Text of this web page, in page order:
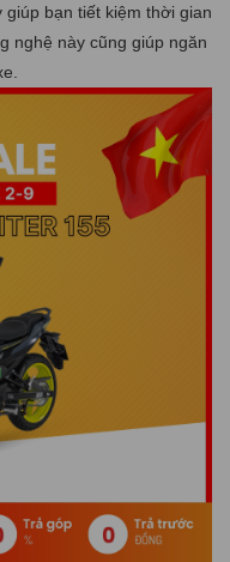
bạn tiết kiệm thời gian
nghệ này cũng giúp ngăn